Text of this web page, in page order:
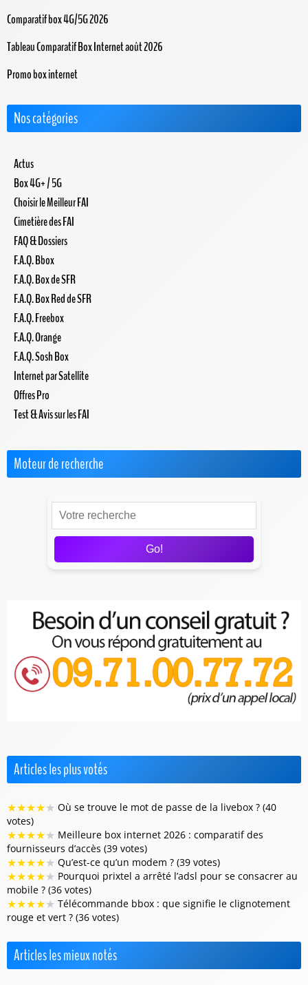
Comparatif box 4G/5G 2026
Tableau Comparatif Box Internet août 2026
Promo box internet
Nos catégories
Actus
Box 4G+ / 5G
Choisir le Meilleur FAI
Cimetière des FAI
FAQ & Dossiers
F.A.Q. Bbox
F.A.Q. Box de SFR
F.A.Q. Box Red de SFR
F.A.Q. Freebox
F.A.Q. Orange
F.A.Q. Sosh Box
Internet par Satellite
Offres Pro
Test & Avis sur les FAI
Moteur de recherche
Go!
Articles les plus votés
★★★★★ Où se trouve le mot de passe de la livebox ? (40
votes)
★★★★★ Meilleure box internet 2026 : comparatif des
fournisseurs d’accès (39 votes)
★★★★★ Qu’est-ce qu’un modem ? (39 votes)
★★★★★ Pourquoi prixtel a arrêté l’adsl pour se consacrer au
mobile ? (36 votes)
★★★★★ Télécommande bbox : que signifie le clignotement
rouge et vert ? (36 votes)
Articles les mieux notés